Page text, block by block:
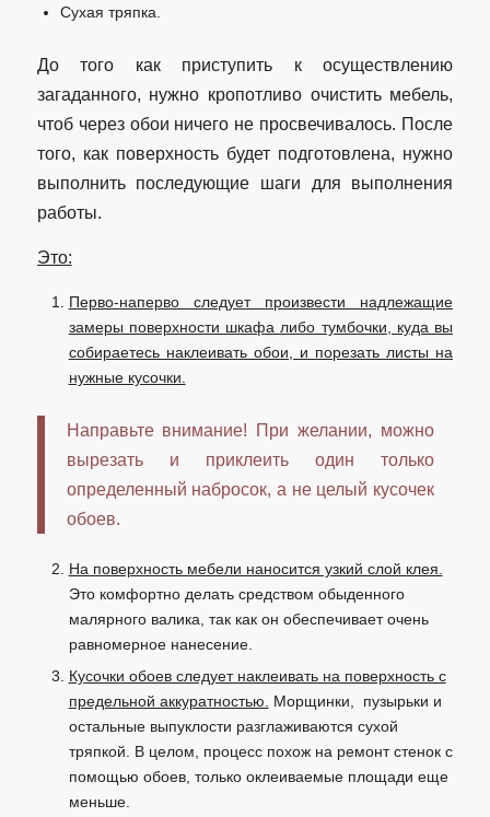
Сухая тряпка.
До того как приступить к осуществлению
загаданного, нужно кропотливо очистить мебель,
чтоб через обои ничего не просвечивалось. После
того, как поверхность будет подготовлена, нужно
выполнить последующие шаги для выполнения
работы.
Это:
Перво-наперво следует произвести надлежащие
замеры поверхности шкафа либо тумбочки, куда вы
собираетесь наклеивать обои, и порезать листы на
нужные кусочки.
Направьте внимание! При желании, можно
вырезать и приклеить один только
определенный набросок, а не целый кусочек
обоев.
На поверхность мебели наносится узкий слой клея.
Это комфортно делать средством обыденного
малярного валика, так как он обеспечивает очень
равномерное нанесение.
Кусочки обоев следует наклеивать на поверхность с
предельной аккуратностью.
Морщинки, пузырьки и
остальные выпуклости разглаживаются сухой
тряпкой. В целом, процесс похож на ремонт стенок с
помощью обоев, только оклеиваемые площади еще
меньше.